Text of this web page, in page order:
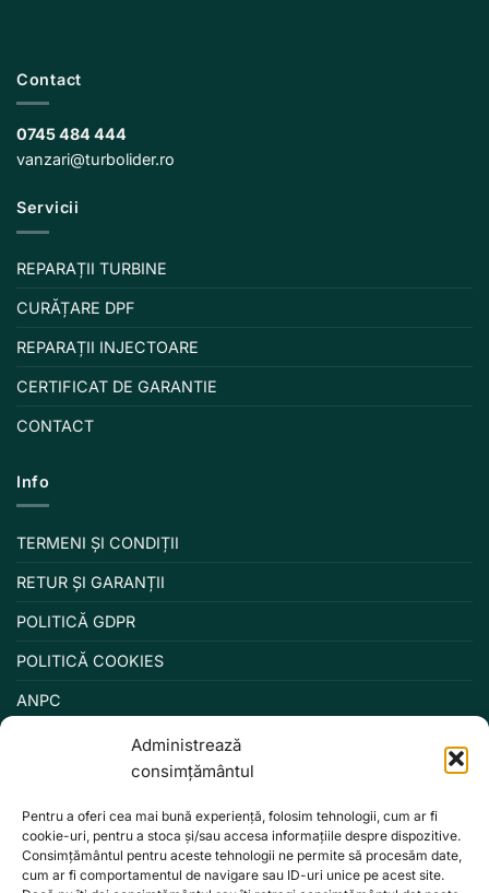
Administrează
consimțământul
Pentru a oferi cea mai bună experiență, folosim tehnologii, cum ar fi
cookie-uri, pentru a stoca și/sau accesa informațiile despre dispozitive.
Consimțământul pentru aceste tehnologii ne permite să procesăm date,
cum ar fi comportamentul de navigare sau ID-uri unice pe acest site.
Contact
0745 484 444
vanzari@turbolider.ro
Servicii
REPARAȚII TURBINE
CURĂȚARE DPF
REPARAȚII INJECTOARE
CERTIFICAT DE GARANTIE
CONTACT
Info
TERMENI ȘI CONDIȚII
RETUR ȘI GARANȚII
POLITICĂ GDPR
POLITICĂ COOKIES
ANPC